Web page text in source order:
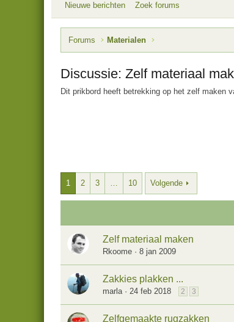
Nieuwe berichten Zoek forums
Forums Materialen
Discussie: Zelf materiaal
Dit prikbord heeft betrekking op het zelf maken
1 2 3 … 10 Volgende
Zelf materiaal maken
Rkoome 8 jan 2009
Zakkies plakken ...
marla 24 feb 2018 2 3
Zelfgemaakte rugzakken